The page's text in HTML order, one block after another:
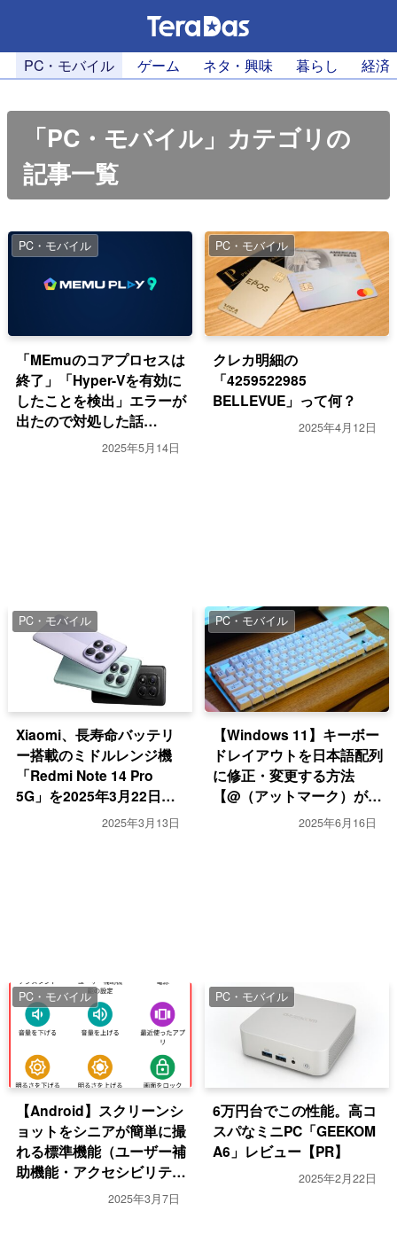
PC・モバイル ゲーム ネタ・興味 暮らし 経済
「PC・モバイル」カテゴリの
記事一覧
PC・モバイル
「MEmuのコアプロセスは
終了」「Hyper-Vを有効に
したことを検出」エラーが
出たので対処した話
（MEmuで必須の2025年5月14日
PC・モバイル
クレカ明細の
「4259522985
BELLEVUE」って何？
2025年4月12日
PC・モバイル
Xiaomi、長寿命バッテリ
ー搭載のミドルレンジ機
「Redmi Note 14 Pro
5G」を2025年3月22日発
2025年3月13日
PC・モバイル
【Windows 11】キーボー
ドレイアウトを日本語配列
に修正・変更する方法
【@（アットマーク）が出
2025年6月16日
PC・モバイル
【Android】スクリーンシ
ョットをシニアが簡単に撮
れる標準機能（ユーザー補
助機能・アクセシビリテ
2025年3月7日
PC・モバイル
6万円台でこの性能。高コ
スパなミニPC「GEEKOM
A6」レビュー【PR】
2025年2月22日